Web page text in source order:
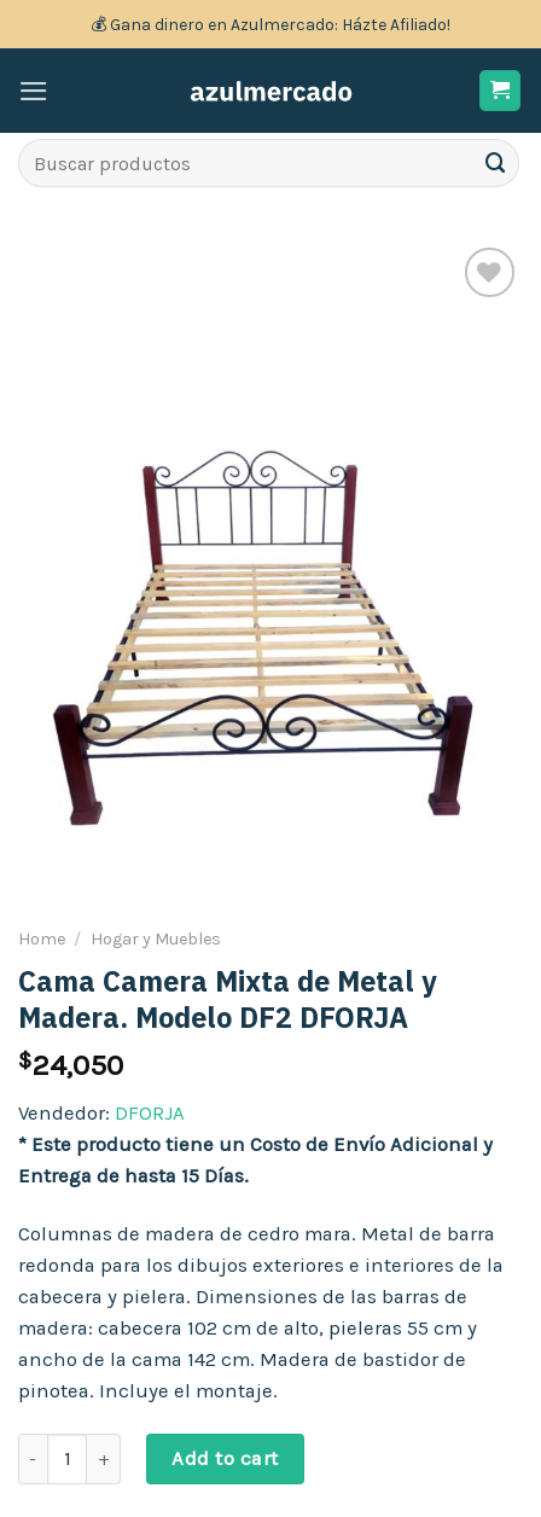
to
content
💰 Gana dinero en Azulmercado: Házte Afiliado!
Search
for:
Home / Hogar y Muebles
Cama Camera Mixta de Metal y
Madera. Modelo DF2 DFORJA
$24,050
Vendedor: DFORJA
* Este producto tiene un Costo de Envío Adicional y
Entrega de hasta 15 Días.
Columnas de madera de cedro mara. Metal de barra
redonda para los dibujos exteriores e interiores de la
cabecera y pielera. Dimensiones de las barras de
madera: cabecera 102 cm de alto, pieleras 55 cm y
ancho de la cama 142 cm. Madera de bastidor de
pinotea. Incluye el montaje.
Cama Camera Mixta de Metal y Madera. Modelo DF2
Add to cart